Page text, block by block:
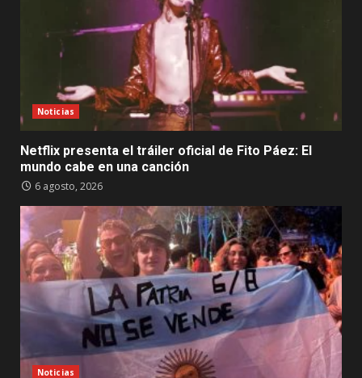
Noticias
Netflix presenta el tráiler oficial de Fito Páez: El
mundo cabe en una canción
6 agosto, 2026
Noticias